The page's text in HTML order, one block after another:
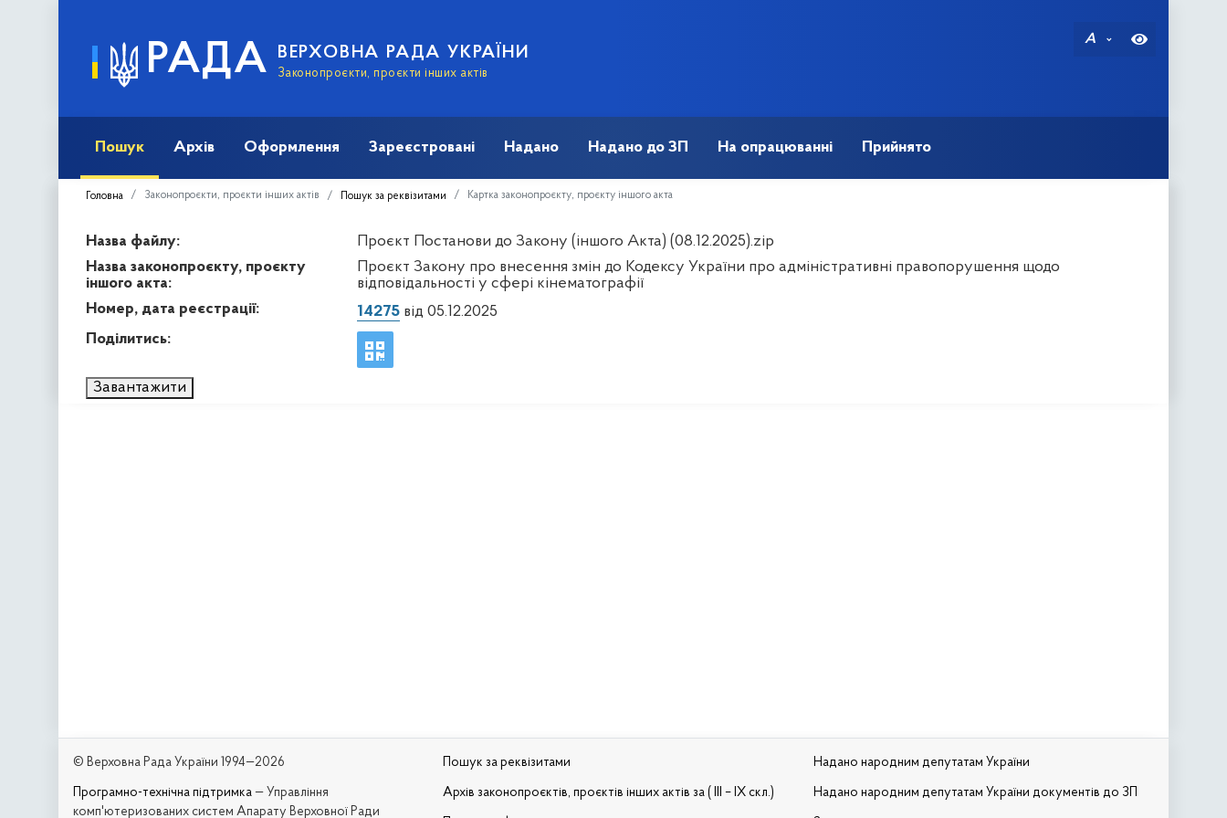
РАДА ВЕРХОВНА РАДА УКРАЇНИ
Законопроєкти, проєкти інших актів
A
Пошук Архів Оформлення Зареєстровані Надано Надано до ЗП На опрацюванні Прийнято
Головна Законопроєкти, проєкти інших актів Пошук за реквізитами Картка законопроєкту, проєкту іншого акта
Назва файлу:
Проєкт Постанови до Закону (іншого Акта) (08.12.2025).zip
Назва законопроєкту, проєкту
іншого акта:
Проєкт Закону про внесення змін до Кодексу України про адміністративні правопорушення щодо
відповідальності у сфері кінематографії
Номер, дата реєстрації:
14275від 05.12.2025
Поділитись:
Завантажити
© Верховна Рада України 1994—2026
Програмно-технічна підтримка — Управління
комп'ютеризованих систем Апарату Верховної Ради
Пошук за реквізитами
Архів законопроєктів, проєктів інших актів за ( III – IX скл.)
Надано народним депутатам України
Надано народним депутатам України документів до ЗП